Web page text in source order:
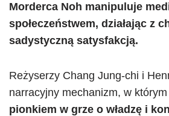
Morderca Noh manipuluje
społeczeństwem, działając z
sadystyczną satysfakcją.
Reżyserzy Chang Jung-chi i
narracyjny mechanizm, w którym
pionkiem w grze o władzę i